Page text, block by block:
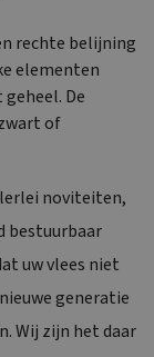
rechte belijning
elementen
De
of
noviteiten,
bestuurbaar
uw vlees niet
generatie
Wij zijn het daar